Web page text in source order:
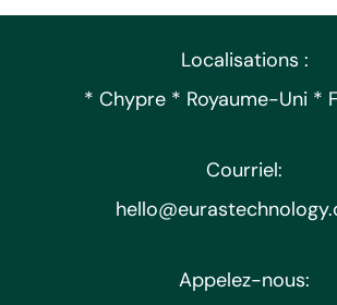
Localisations :
* Chypre * Royaume-Uni *
Courriel:
Appelez-nous: